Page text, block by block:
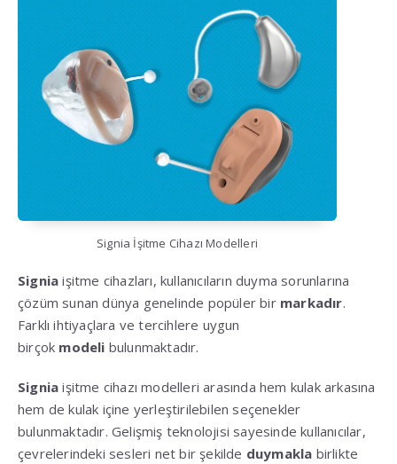
Signia İşitme Cihazı Modelleri
Signia işitme cihazları, kullanıcıların duyma sorunlarına
çözüm sunan dünya genelinde popüler bir markadır.
Farklı ihtiyaçlara ve tercihlere uygun
birçok modeli bulunmaktadır.
Signia işitme cihazı modelleri arasında hem kulak arkasına
hem de kulak içine yerleştirilebilen seçenekler
bulunmaktadır. Gelişmiş teknolojisi sayesinde kullanıcılar,
çevrelerindeki sesleri net bir şekilde duymakla birlikte